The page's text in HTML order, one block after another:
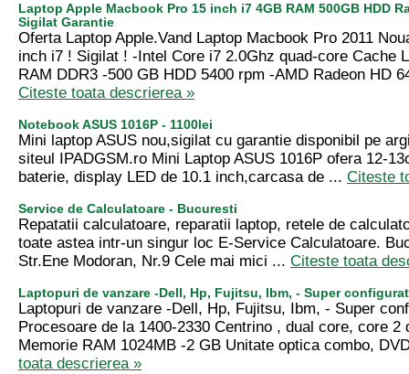
Laptop Apple Macbook Pro 15 inch i7 4GB RAM 500GB HDD
Sigilat Garantie
Oferta Laptop Apple.Vand Laptop Macbook Pro 2011
inch i7 ! Sigilat ! -Intel Core i7 2.0Ghz quad-core Cache
RAM DDR3 -500 GB HDD 5400 rpm -AMD Radeon HD
Citeste toata descrierea »
Notebook ASUS 1016P - 1100lei
Mini laptop ASUS nou,sigilat cu garantie disponibil pe
siteul IPADGSM.ro Mini Laptop ASUS 1016P ofera 12-
baterie, display LED de 10.1 inch,carcasa de ... Citeste
Service de Calculatoare - Bucuresti
Repatatii calculatoare, reparatii laptop, retele de
toate astea intr-un singur loc E-Service Calculatoare.
Str.Ene Modoran, Nr.9 Cele mai mici ... Citeste toata
Laptopuri de vanzare -Dell, Hp, Fujitsu, Ibm, - Super
Laptopuri de vanzare -Dell, Hp, Fujitsu, Ibm, - Super
Procesoare de la 1400-2330 Centrino , dual core, core 2
Memorie RAM 1024MB -2 GB Unitate optica combo,
toata descrierea »